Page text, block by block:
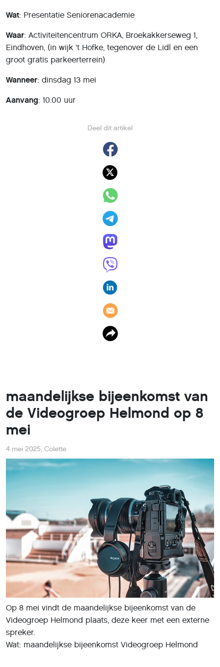
Deel dit artikel
Wat: Presentatie Seniorenacademie
Waar: Activiteitencentrum ORKA, Broekakkerseweg 1,
Eindhoven, (in wijk 't Hofke, tegenover de Lidl en een
groot gratis parkeerterrein)
Wanneer: dinsdag 13 mei
Aanvang: 10.00 uur
maandelijkse bijeenkomst van
de Videogroep Helmond op 8
mei
4 mei 2025, Colette
Op 8 mei vindt de maandelijkse bijeenkomst van de
Videogroep Helmond plaats, deze keer met een externe
spreker.
Wat: maandelijkse bijeenkomst Videogroep Helmond